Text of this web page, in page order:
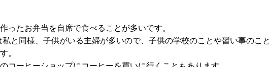
ったお弁当を自席で食べることが多いです。
と同様、子供がいる主婦が多いので、子供の学校のことや習い事のこ
。